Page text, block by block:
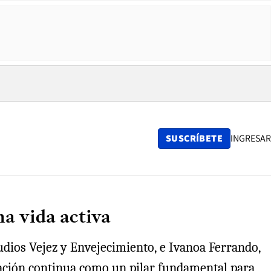
SUSCRÍBETE INGRESAR
vida activa
Vejez y Envejecimiento, e Ivanoa Ferrando,